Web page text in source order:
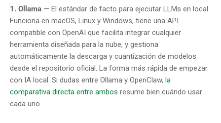
1. Ollama — El estándar de facto para ejecutar LLMs en local.
Funciona en macOS, Linux y Windows, tiene una API
compatible con OpenAI que facilita integrar cualquier
herramienta diseñada para la nube, y gestiona
automáticamente la descarga y cuantización de modelos
desde el repositorio oficial. La forma más rápida de empezar
con IA local. Si dudas entre Ollama y OpenClaw, la
comparativa directa entre ambos resume bien cuándo usar
cada uno.